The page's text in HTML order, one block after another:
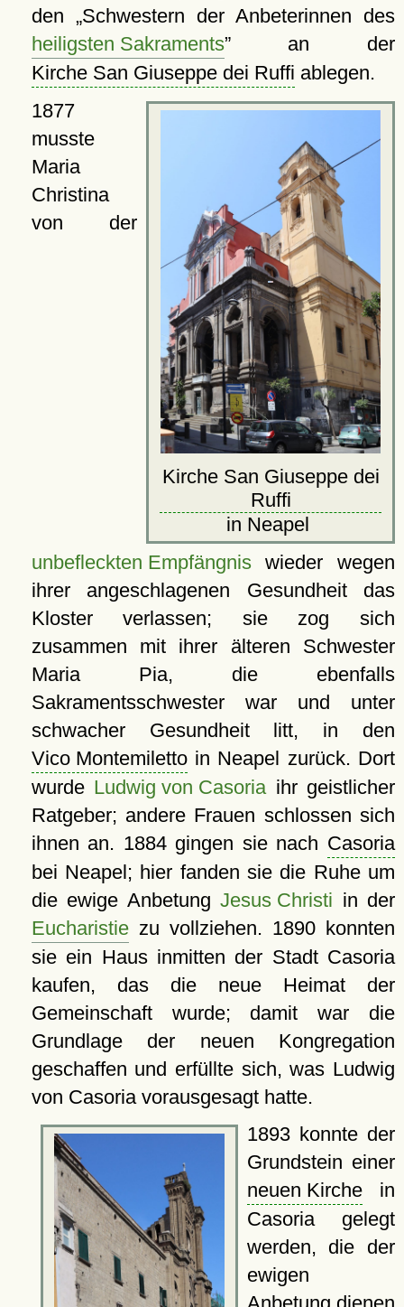
den
Schwestern der Anbeterinnen des
heiligsten Sakraments an der
Kirche San Giuseppe dei Ruffi ablegen.
Kirche San Giuseppe dei
Ruffi
in Neapel
1877
musste
Maria
Christina
von der
unbefleckten Empfängniswieder wegen
ihrer angeschlagenen Gesundheit das
Kloster verlassen; sie zog sich
zusammen mit ihrer älteren Schwester
Maria Pia, die ebenfalls
Sakramentsschwester war und unter
schwacher Gesundheit litt, in den
Vico Montemilettoin Neapel zurück. Dort
wurde Ludwig von Casoriaihr geistlicher
Ratgeber; andere Frauen schlossen sich
ihnen an. 1884 gingen sie nach Casoria
bei Neapel; hier fanden sie die Ruhe um
die ewige AnbetungJesus Christi in der
Eucharistiezu vollziehen. 1890 konnten
sie ein Haus inmitten der Stadt Casoria
kaufen, das die neue Heimat der
Gemeinschaft wurde; damit war die
Grundlage der neuen Kongregation
geschaffen und erfüllte sich, was Ludwig
von Casoria vorausgesagt hatte.
1893 konnte der
Grundstein einer
neuen Kirchein
Casoria gelegt
werden, die der
ewigen